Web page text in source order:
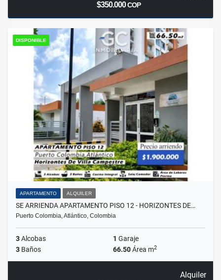
$350.000COP
DISPONIBLE
APARTAMENTO ALQUILER
SE ARRIENDA APARTAMENTO PISO 12 - HORIZONTES DE…
Puerto Colombia, Atlántico, Colombia
3Alcobas 1 Garaje
3 Baños 66.50Área m2
Alquiler